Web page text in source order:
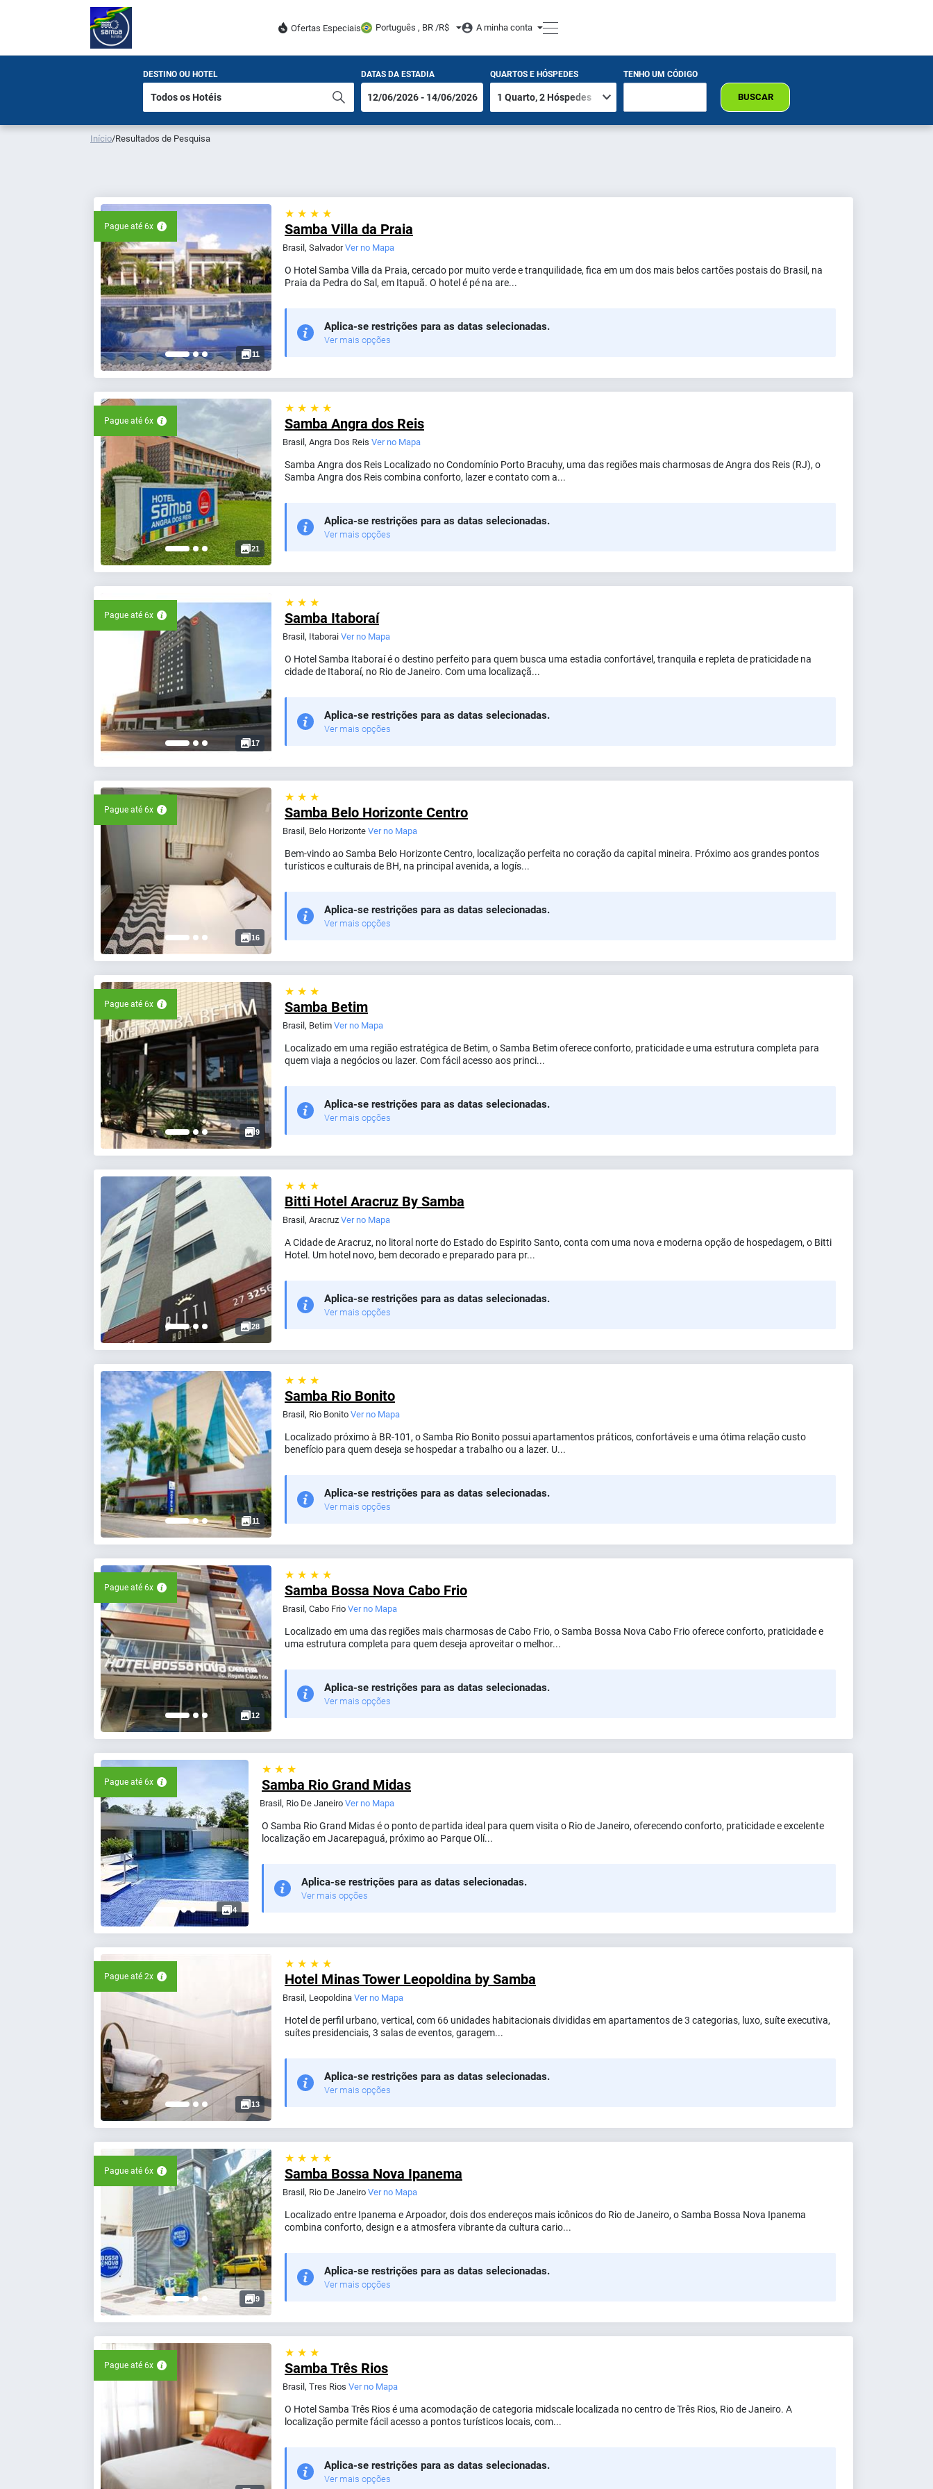
Ofertas Especiais Português , BR /R$ A minha conta
DESTINO OU HOTEL DATAS DA ESTADIA QUARTOS E HÓSPEDES TENHO UM CÓDIGO
BUSCAR
Início/Resultados de Pesquisa
Pague até 6x
11
★ ★ ★ ★
Samba Villa da Praia
Brasil, Salvador Ver no Mapa
O Hotel Samba Villa da Praia, cercado por muito verde e tranquilidade, fica em um dos mais belos cartões postais do Brasil, na
Praia da Pedra do Sal, em Itapuã. O hotel é pé na are...
Aplica-se restrições para as datas selecionadas.
Ver mais opções
Pague até 6x
21
★ ★ ★ ★
Samba Angra dos Reis
Brasil, Angra Dos Reis Ver no Mapa
Samba Angra dos Reis Localizado no Condomínio Porto Bracuhy, uma das regiões mais charmosas de Angra dos Reis (RJ), o
Samba Angra dos Reis combina conforto, lazer e contato com a...
Aplica-se restrições para as datas selecionadas.
Ver mais opções
Pague até 6x
17
★ ★ ★
Samba Itaboraí
Brasil, Itaborai Ver no Mapa
O Hotel Samba Itaboraí é o destino perfeito para quem busca uma estadia confortável, tranquila e repleta de praticidade na
cidade de Itaboraí, no Rio de Janeiro. Com uma localizaçã...
Aplica-se restrições para as datas selecionadas.
Ver mais opções
Pague até 6x
16
★ ★ ★
Samba Belo Horizonte Centro
Brasil, Belo Horizonte Ver no Mapa
Bem-vindo ao Samba Belo Horizonte Centro, localização perfeita no coração da capital mineira. Próximo aos grandes pontos
turísticos e culturais de BH, na principal avenida, a logís...
Aplica-se restrições para as datas selecionadas.
Ver mais opções
Pague até 6x
9
★ ★ ★
Samba Betim
Brasil, Betim Ver no Mapa
Localizado em uma região estratégica de Betim, o Samba Betim oferece conforto, praticidade e uma estrutura completa para
quem viaja a negócios ou lazer. Com fácil acesso aos princi...
Aplica-se restrições para as datas selecionadas.
Ver mais opções
28
★ ★ ★
Bitti Hotel Aracruz By Samba
Brasil, Aracruz Ver no Mapa
A Cidade de Aracruz, no litoral norte do Estado do Espirito Santo, conta com uma nova e moderna opção de hospedagem, o Bitti
Hotel. Um hotel novo, bem decorado e preparado para pr...
Aplica-se restrições para as datas selecionadas.
Ver mais opções
11
★ ★ ★
Samba Rio Bonito
Brasil, Rio Bonito Ver no Mapa
Localizado próximo à BR-101, o Samba Rio Bonito possui apartamentos práticos, confortáveis e uma ótima relação custo
benefício para quem deseja se hospedar a trabalho ou a lazer. U...
Aplica-se restrições para as datas selecionadas.
Ver mais opções
Pague até 6x
12
★ ★ ★ ★
Samba Bossa Nova Cabo Frio
Brasil, Cabo Frio Ver no Mapa
Localizado em uma das regiões mais charmosas de Cabo Frio, o Samba Bossa Nova Cabo Frio oferece conforto, praticidade e
uma estrutura completa para quem deseja aproveitar o melhor...
Aplica-se restrições para as datas selecionadas.
Ver mais opções
Pague até 6x
4
★ ★ ★
Samba Rio Grand Midas
Brasil, Rio De Janeiro Ver no Mapa
O Samba Rio Grand Midas é o ponto de partida ideal para quem visita o Rio de Janeiro, oferecendo conforto, praticidade e excelente
localização em Jacarepaguá, próximo ao Parque Olí...
Aplica-se restrições para as datas selecionadas.
Ver mais opções
Pague até 2x
13
★ ★ ★ ★
Hotel Minas Tower Leopoldina by Samba
Brasil, Leopoldina Ver no Mapa
Hotel de perfil urbano, vertical, com 66 unidades habitacionais divididas em apartamentos de 3 categorias, luxo, suíte executiva,
suítes presidenciais, 3 salas de eventos, garagem...
Aplica-se restrições para as datas selecionadas.
Ver mais opções
Pague até 6x
9
★ ★ ★ ★
Samba Bossa Nova Ipanema
Brasil, Rio De Janeiro Ver no Mapa
Localizado entre Ipanema e Arpoador, dois dos endereços mais icônicos do Rio de Janeiro, o Samba Bossa Nova Ipanema
combina conforto, design e a atmosfera vibrante da cultura cario...
Aplica-se restrições para as datas selecionadas.
Ver mais opções
Pague até 6x
★ ★ ★
Samba Três Rios
Brasil, Tres Rios Ver no Mapa
O Hotel Samba Três Rios é uma acomodação de categoria midscale localizada no centro de Três Rios, Rio de Janeiro. A
localização permite fácil acesso a pontos turísticos locais, com...
Aplica-se restrições para as datas selecionadas.
Ver mais opções